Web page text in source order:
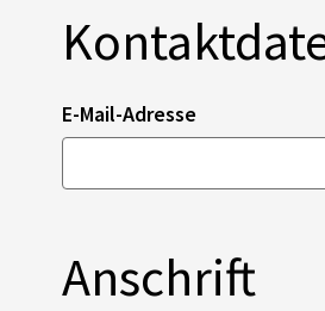
E-Mail-Adresse
Anschrift